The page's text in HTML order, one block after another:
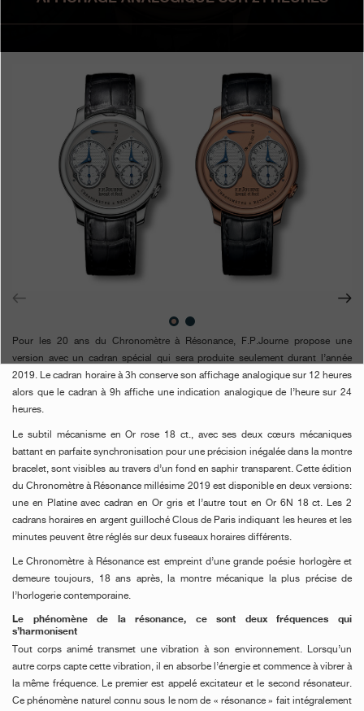
Boutiques
Contact
Search
Rechercher
FRANÇAIS ENGLISH 日本語 简体中文
Pour les 20 ans du Chronomètre à Résonance, F.P.Journe propose une
version avec un cadran spécial qui sera produite seulement durant l’année
2019. Le cadran horaire à 3h conserve son affichage analogique sur 12 heures
alors que le cadran à 9h affiche une indication analogique de l’heure sur 24
heures.
Le subtil mécanisme en Or rose 18 ct., avec ses deux cœurs mécaniques
battant en parfaite synchronisation pour une précision inégalée dans la montre
bracelet, sont visibles au travers d’un fond en saphir transparent. Cette édition
du Chronomètre à Résonance millésime 2019 est disponible en deux versions:
une en Platine avec cadran en Or gris et l’autre tout en Or 6N 18 ct. Les 2
cadrans horaires en argent guilloché Clous de Paris indiquant les heures et les
minutes peuvent être réglés sur deux fuseaux horaires différents.
Le Chronomètre à Résonance est empreint d’une grande poésie horlogère et
demeure toujours, 18 ans après, la montre mécanique la plus précise de
l’horlogerie contemporaine.
Le phénomène de la résonance, ce sont deux fréquences qui
s’harmonisent
Tout corps animé transmet une vibration à son environnement. Lorsqu’un
autre corps capte cette vibration, il en absorbe l’énergie et commence à vibrer à
la même fréquence. Le premier est appelé excitateur et le second résonateur.
Ce phénomène naturel connu sous le nom de « résonance » fait intégralement